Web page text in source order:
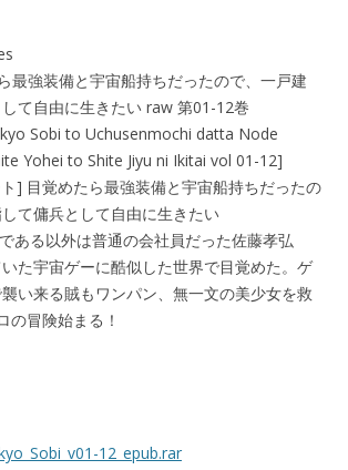
最強装備と宇宙船持ちだったので、一戸建
て自由に生きたい raw 第01-12巻
Sobi to Uchusenmochi datta Node
Yohei to Shite Jiyu ni Ikitai vol 01-12]
] 目覚めたら最強装備と宇宙船持ちだったの
て傭兵として自由に生きたい
ある以外は普通の会社員だった佐藤孝弘
た宇宙ゲーに酷似した世界で目覚めた。ゲ
い来る賊もワンパン、無一文の美少女を救
冒険始まる！
12_epub.rar